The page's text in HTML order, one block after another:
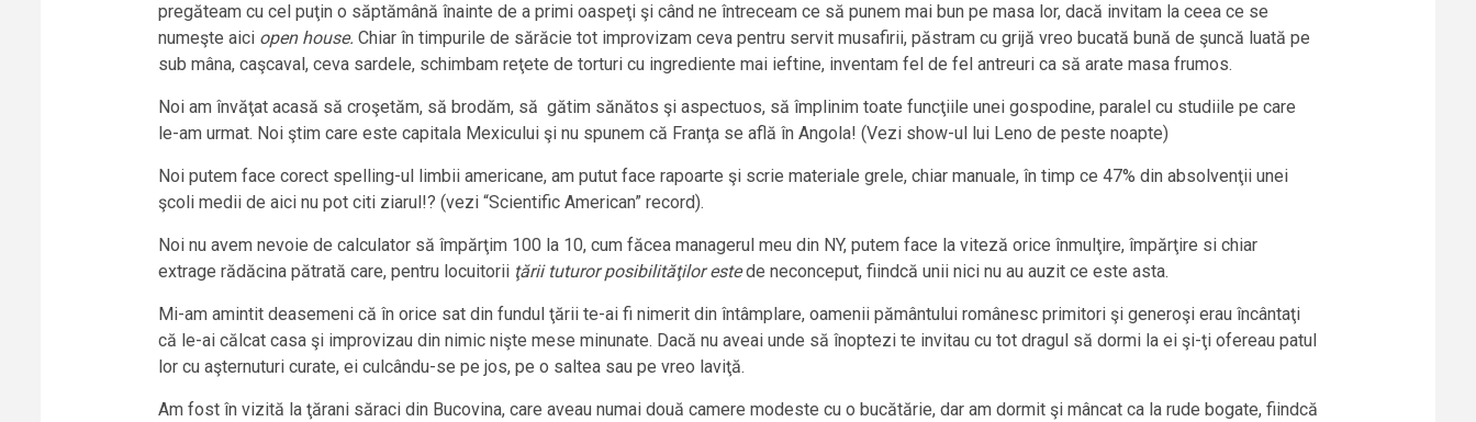
pregăteam cu cel puţin o săptămână înainte de a primi oaspeţi şi când ne întreceam ce să punem mai bun pe masa lor, dacă invitam la ceea ce se
numeşte aici open house. Chiar în timpurile de sărăcie tot improvizam ceva pentru servit musafirii, păstram cu grijă vreo bucată bună de şuncă luată pe
sub mâna, caşcaval, ceva sardele, schimbam reţete de torturi cu ingrediente mai ieftine, inventam fel de fel antreuri ca să arate masa frumos.
Noi am învăţat acasă să croşetăm, să brodăm, să gătim sănătos şi aspectuos, să împlinim toate funcţiile unei gospodine, paralel cu studiile pe care
le-am urmat. Noi ştim care este capitala Mexicului şi nu spunem că Franţa se află în Angola! (Vezi show-ul lui Leno de peste noapte)
Noi putem face corect spelling-ul limbii americane, am putut face rapoarte şi scrie materiale grele, chiar manuale, în timp ce 47% din absolvenţii unei
şcoli medii de aici nu pot citi ziarul!? (vezi “Scientific American” record).
Noi nu avem nevoie de calculator să împărţim 100 la 10, cum făcea managerul meu din NY, putem face la viteză orice înmulţire, împărţire si chiar
extrage rădăcina pătrată care, pentru locuitorii ţării tuturor posibilităţilor estede neconceput, fiindcă unii nici nu au auzit ce este asta.
Mi-am amintit deasemeni că în orice sat din fundul ţării te-ai fi nimerit din întâmplare, oamenii pământului românesc primitori şi generoşi erau încântaţi
că le-ai călcat casa şi improvizau din nimic nişte mese minunate. Dacă nu aveai unde să înoptezi te invitau cu tot dragul să dormi la ei şi-ţi ofereau patul
lor cu aşternuturi curate, ei culcându-se pe jos, pe o saltea sau pe vreo laviţă.
Am fost în vizită la ţărani săraci din Bucovina, care aveau numai două camere modeste cu o bucătărie, dar am dormit şi mâncat ca la rude bogate, fiindcă